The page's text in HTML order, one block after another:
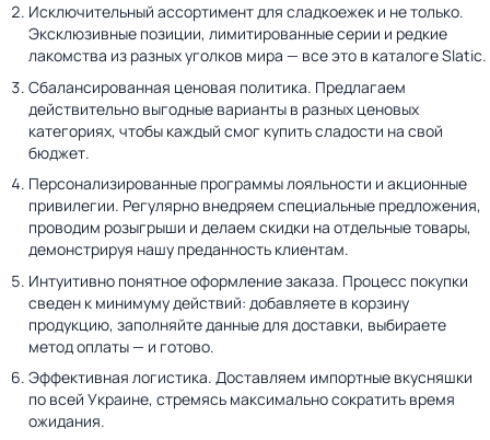
Исключительный ассортимент для сладкоежек и не только.
Эксклюзивные позиции, лимитированные серии и редкие
лакомства из разных уголков мира — все это в каталоге Slatic.
Сбалансированная ценовая политика. Предлагаем
действительно выгодные варианты в разных ценовых
категориях, чтобы каждый смог купить сладости на свой
бюджет.
Персонализированные программы лояльности и акционные
привилегии. Регулярно внедряем специальные предложения,
проводим розыгрыши и делаем скидки на отдельные товары,
демонстрируя нашу преданность клиентам.
Интуитивно понятное оформление заказа. Процесс покупки
сведен к минимуму действий: добавляете в корзину
продукцию, заполняйте данные для доставки, выбираете
метод оплаты — и готово.
Эффективная логистика. Доставляем импортные вкусняшки
по всей Украине, стремясь максимально сократить время
ожидания.